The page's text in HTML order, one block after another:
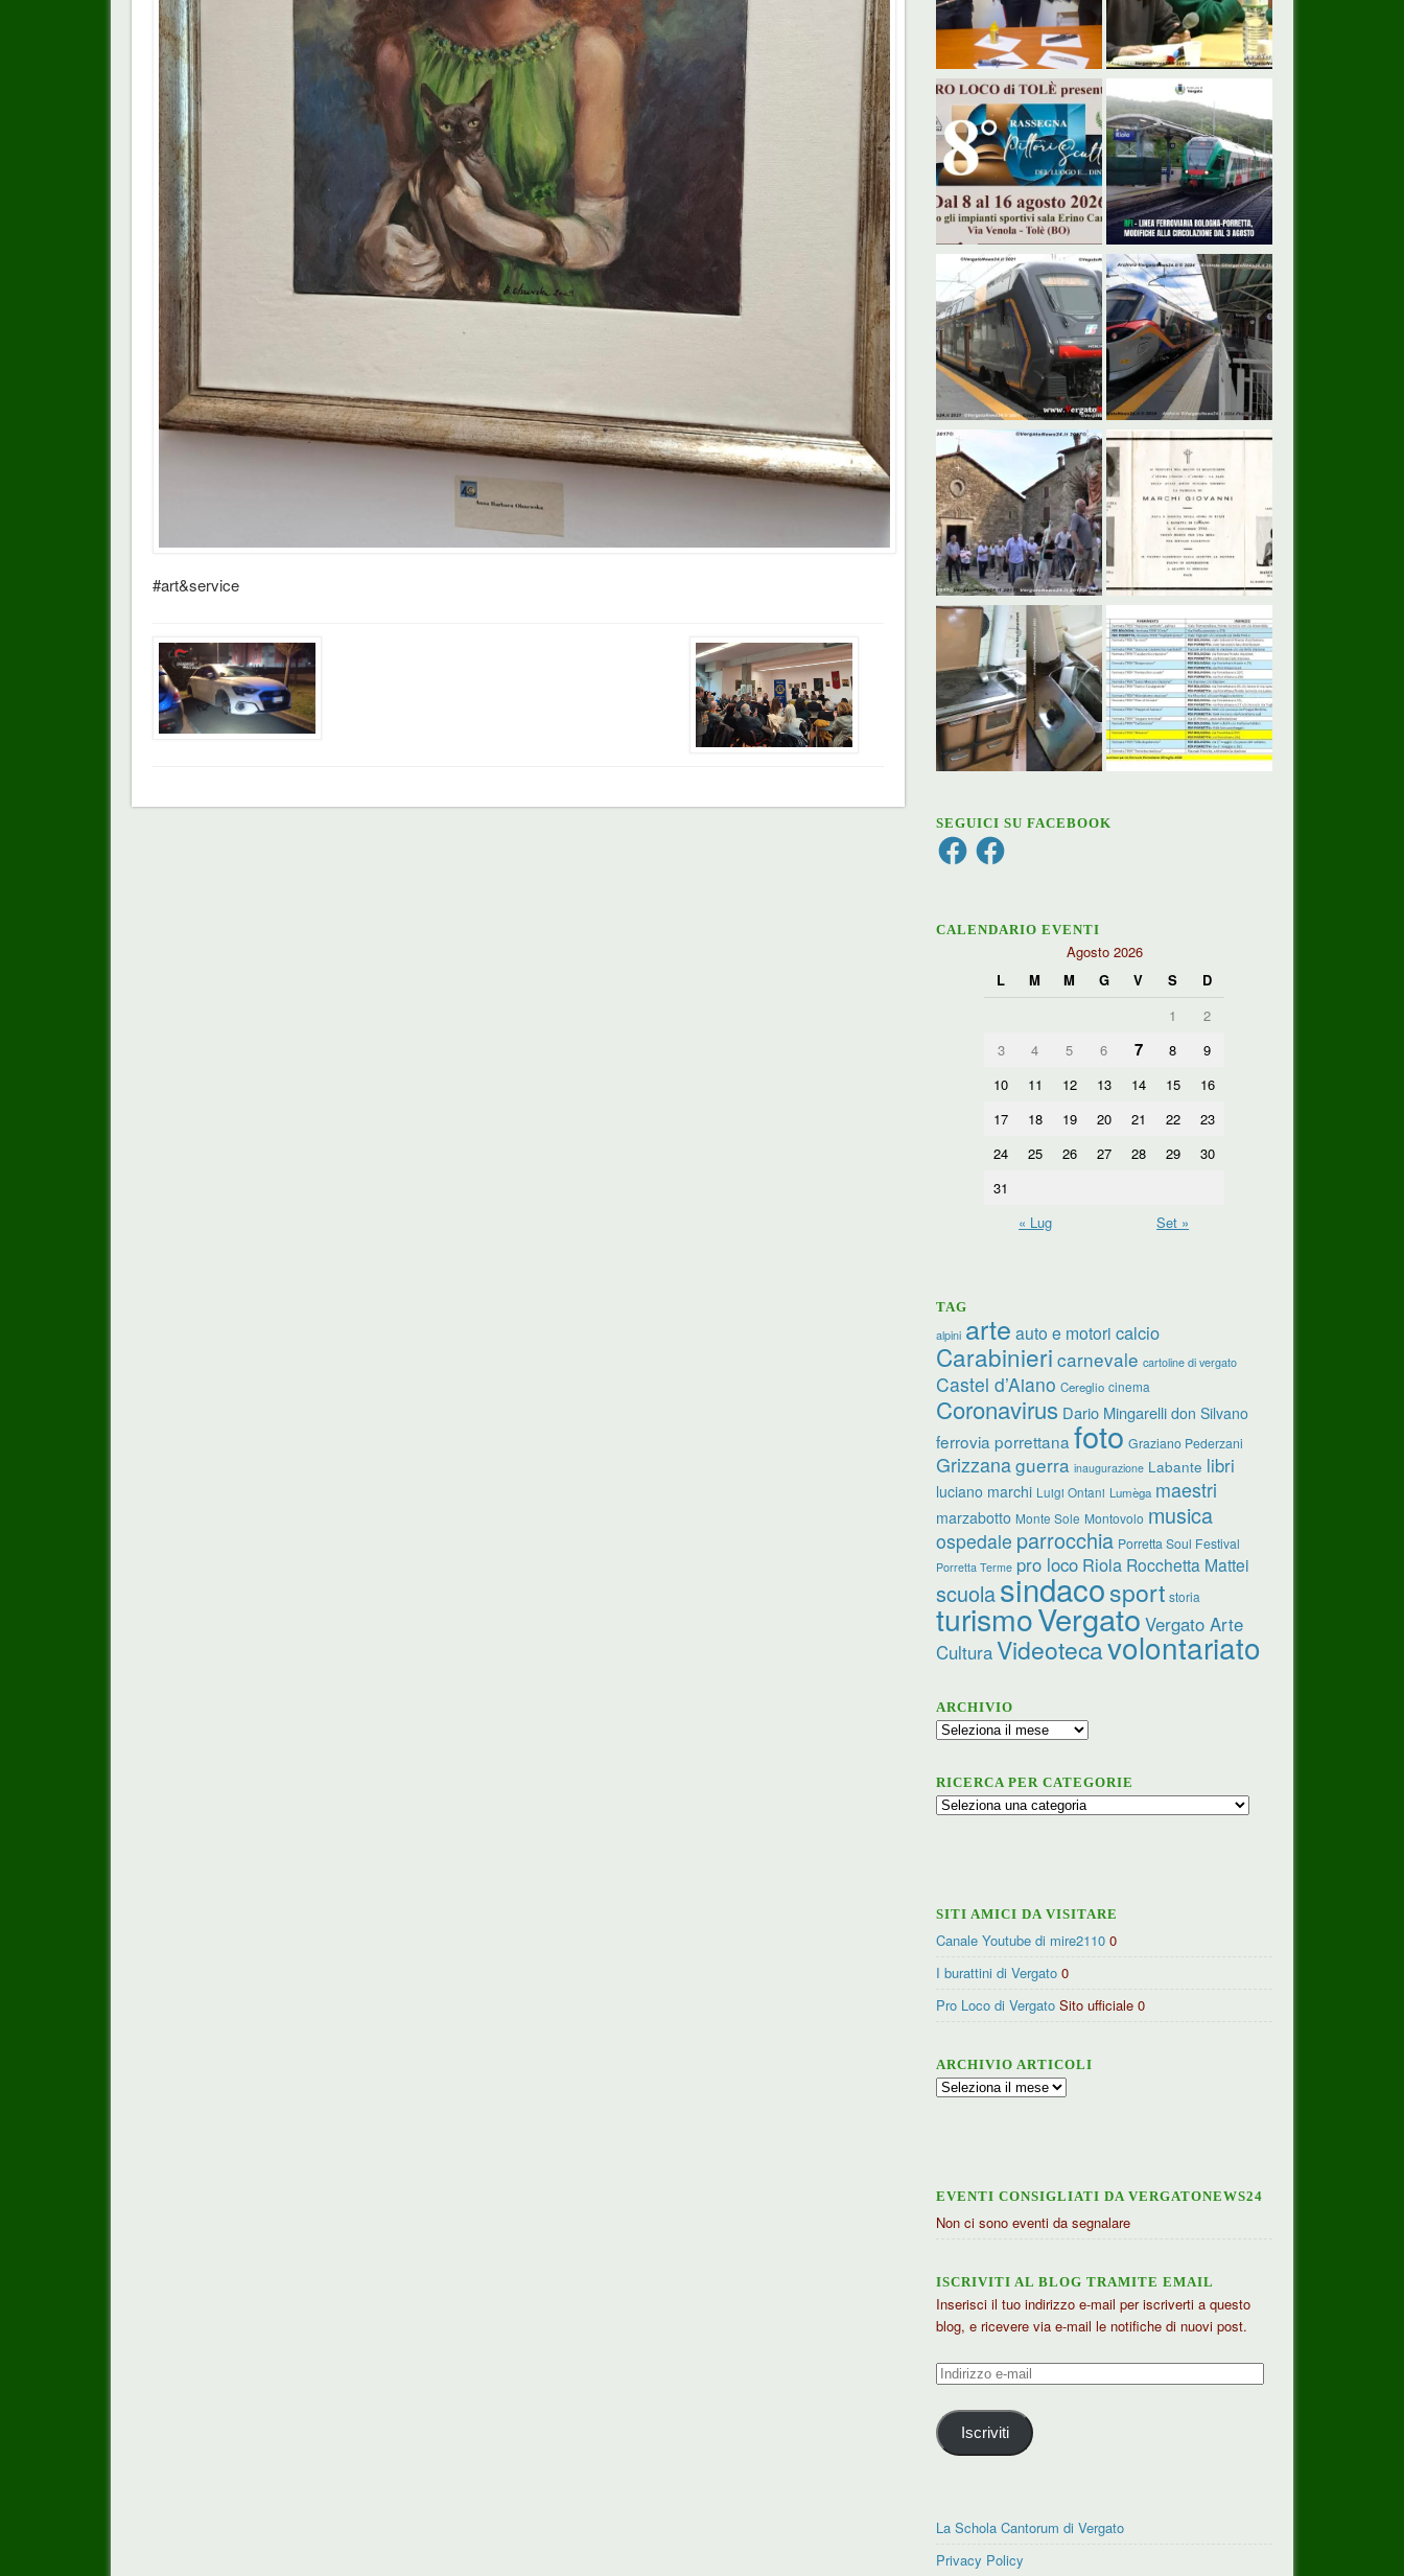
#art&service
SEGUICI SU FACEBOOK
FacebookFacebook
CALENDARIO EVENTI
Agosto 2026
L
M M G V S
D
1
2
3
4 5 6 7 8
9
10
11 12 13 14 15
16
17
18 19 20 21 22
23
24
25 26 27 28 29
30
31
« Lug
Set »
TAG
alpini arte auto e motori calcio
Carabinieri carnevale cartoline di vergato
Castel d’Aiano Cereglio cinema
Coronavirus Dario Mingarelli don Silvano
ferrovia porrettana foto Graziano Pederzani
Grizzanaguerra inaugurazione Labante libri
luciano marchi Luigi Ontani Lumèga maestri
marzabotto Monte Sole Montovolo musica
ospedale parrocchia Porretta Soul Festival
Porretta Terme pro loco Riola Rocchetta Mattei
scuolasindacosport storia
turismoVergato Vergato Arte
CulturaVideotecavolontariato
ARCHIVIO
Archivio
RICERCA PER CATEGORIE
Ricerca
SITI AMICI DA VISITARE
Canale Youtube di mire2110 0
I burattini di Vergato 0
Pro Loco di Vergato Sito ufficiale 0
ARCHIVIO ARTICOLI
Archivio
EVENTI CONSIGLIATI DA VERGATONEWS24
Non ci sono eventi da segnalare
ISCRIVITI AL BLOG TRAMITE EMAIL
Inserisci il tuo indirizzo e-mail per iscriverti a questo
blog, e ricevere via e-mail le notifiche di nuovi post.
Indirizzo
mail
Iscriviti
La Schola Cantorum di Vergato
Privacy Policy